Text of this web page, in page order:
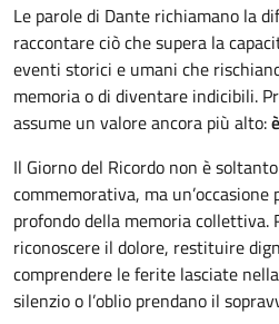
Le parole di Dante richiamano la
raccontare ciò che supera la
eventi storici e umani che
memoria o di diventare indicibili.
assume un valore ancora più alto:
Il Giorno del Ricordo non è
commemorativa, ma
profondo della memoria collettiva.
riconoscere il dolore, restituire
comprendere le ferite lasciate
silenzio o l’oblio prendano il